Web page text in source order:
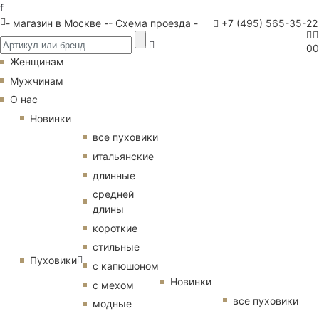
f
- магазин в Москве -- Схема проезда - +7 (495) 565-35-22
00
Женщинам
Мужчинам
О нас
Новинки
Пуховики
все пуховики
итальянские
длинные
средней
длины
короткие
стильные
с капюшоном
с мехом
модные
Новинки
все пуховики